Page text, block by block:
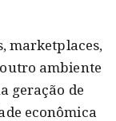
marketplaces,
ambiente
geração de
econômica